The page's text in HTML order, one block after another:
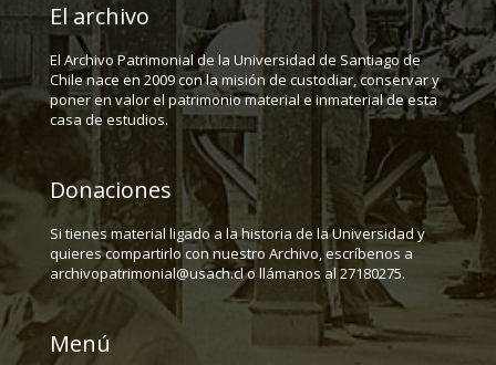
El archivo
El Archivo Patrimonial de la Universidad de Santiago de
Chile nace en 2009 con la misión de custodiar, conservar y
poner en valor el patrimonio material e inmaterial de esta
casa de estudios.
Donaciones
Si tienes material ligado a la historia de la Universidad y
quieres compartirlo con nuestro Archivo, escríbenos a
archivopatrimonial@usach.cl o llámanos al 27180275.
Menú